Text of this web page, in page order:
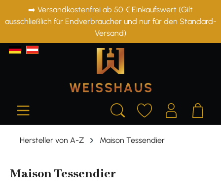
springen
➡️ Versandkostenfrei ab 50 € Einkaufswert (Gilt
ausschließlich für Endverbraucher und nur für den Standard-
Versand)
Hersteller von A-Z Maison Tessendier
Maison Tessendier